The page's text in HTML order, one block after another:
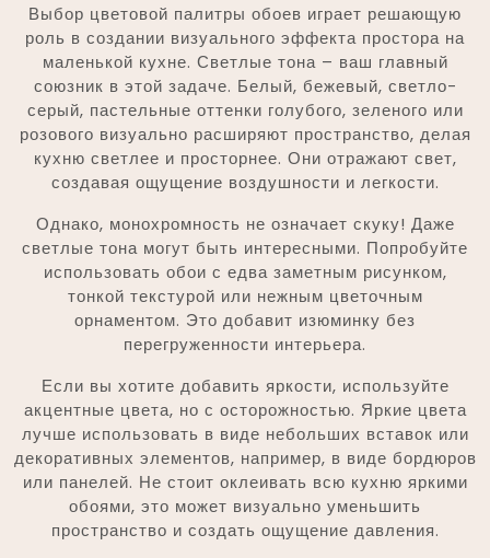
Выбор цветовой палитры обоев играет решающую
роль в создании визуального эффекта простора на
маленькой кухне. Светлые тона – ваш главный
союзник в этой задаче. Белый, бежевый, светло-
серый, пастельные оттенки голубого, зеленого или
розового визуально расширяют пространство, делая
кухню светлее и просторнее. Они отражают свет,
создавая ощущение воздушности и легкости.
Однако, монохромность не означает скуку! Даже
светлые тона могут быть интересными. Попробуйте
использовать обои с едва заметным рисунком,
тонкой текстурой или нежным цветочным
орнаментом. Это добавит изюминку без
перегруженности интерьера.
Если вы хотите добавить яркости, используйте
акцентные цвета, но с осторожностью. Яркие цвета
лучше использовать в виде небольших вставок или
декоративных элементов, например, в виде бордюров
или панелей. Не стоит оклеивать всю кухню яркими
обоями, это может визуально уменьшить
пространство и создать ощущение давления.